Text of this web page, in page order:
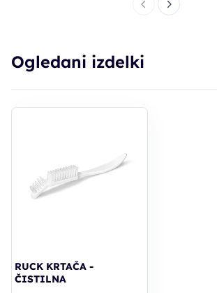
Ogledani izdelki
RUCK KRTAČA -
ČISTILNA